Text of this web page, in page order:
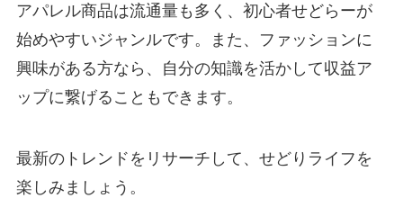
アパレル商品は流通量も多く、初心者せどらーが
始めやすいジャンルです。また、ファッションに
興味がある方なら、自分の知識を活かして収益ア
ップに繋げることもできます。
最新のトレンドをリサーチして、せどりライフを
楽しみましょう。